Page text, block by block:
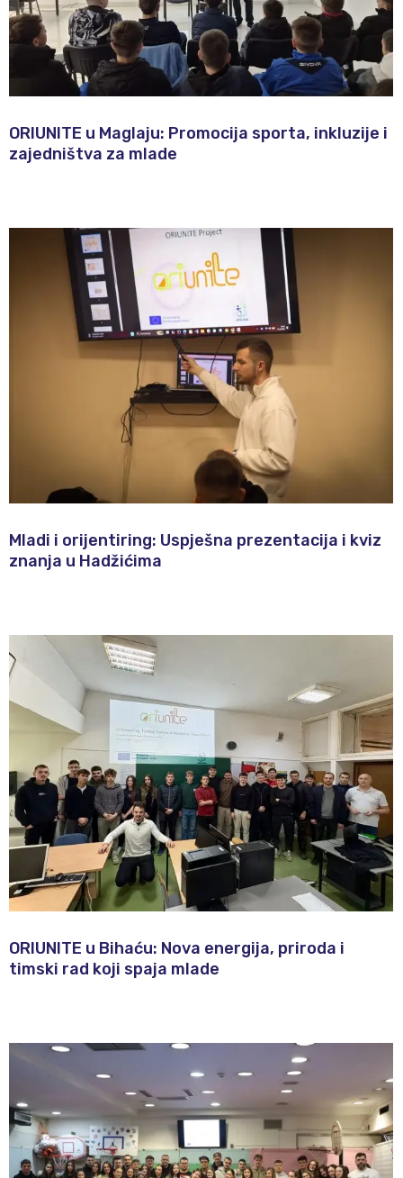
ORIUNITE u Maglaju: Promocija sporta, inkluzije i
zajedništva za mlade
Mladi i orijentiring: Uspješna prezentacija i kviz
znanja u Hadžićima
ORIUNITE u Bihaću: Nova energija, priroda i
timski rad koji spaja mlade​